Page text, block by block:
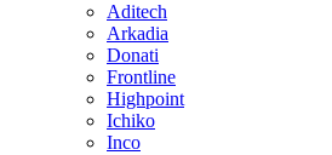
Aditech
Arkadia
Donati
Frontline
Highpoint
Ichiko
Inco